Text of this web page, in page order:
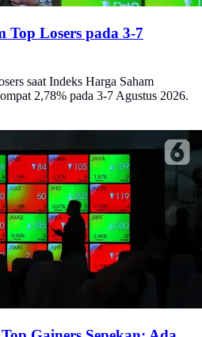
Top Losers pada 3-7
saat Indeks Harga Saham
2,78% pada 3-7 Agustus 2026.